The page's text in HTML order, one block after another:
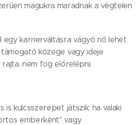
magukra maradnak a végtelen
egy karrierváltásra vágyó nő lehet
közege vagy ideje
nem fog előrelépni.
is kulcsszerepet játszik: ha valaki
emberként" vagy